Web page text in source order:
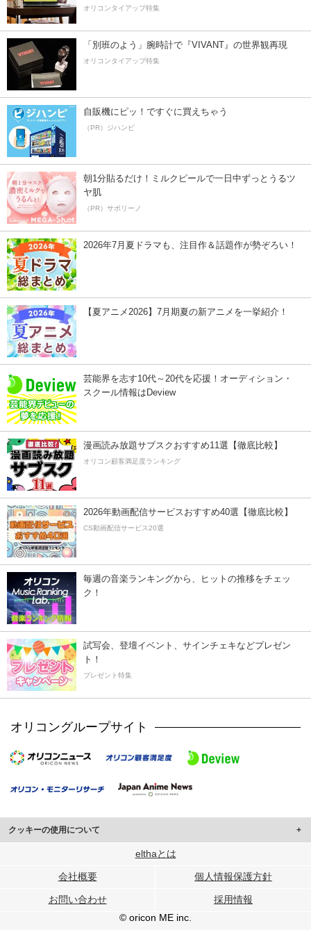
オリコンタイアップ特集
「別班のよう」腕時計で『VIVANT』の世界観再現
オリコンタイアップ特集
自販機にピッ！ですぐに買えちゃう
（PR）ジハンピ
朝1分貼るだけ！ミルクピールで一日中ずっとうるツ
ヤ肌
（PR）サボリーノ
2026年7月夏ドラマも、注目作＆話題作が勢ぞろい！
【夏アニメ2026】7月期夏の新アニメを一挙紹介！
芸能界を志す10代～20代を応援！オーディション・
スクール情報はDeview
漫画読み放題サブスクおすすめ11選【徹底比較】
オリコン顧客満足度ランキング
2026年動画配信サービスおすすめ40選【徹底比較】
CS動画配信サービス20選
毎週の音楽ランキングから、ヒットの推移をチェッ
ク！
試写会、登壇イベント、サインチェキなどプレゼン
ト！
プレゼント特集
オリコングループサイト
クッキーの使用について
このサイトでは Cookie を使用して、ユーザーに合わせたコンテンツや広告の
行っています。
メディアや広告配信、データ解析の各パートナーに提供しています。
各パートナーは、この情報とユーザーが各パートナーに提供した他の情報や、
ユーザーが各パートナーのサービスを使用したときに収集した他の情報を組み
elthaとは
会社概要 個人情報保護方針
お問い合わせ
採用情報
© oricon ME inc.